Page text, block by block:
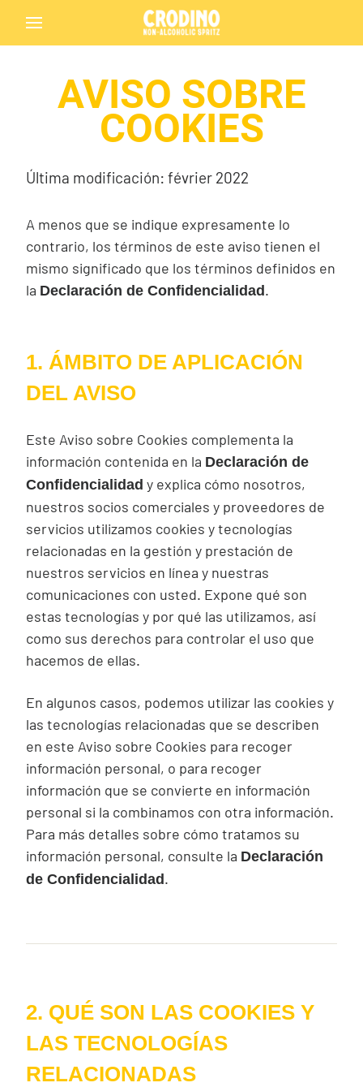
AVISO SOBRE
COOKIES
Última modificación: février 2022
A menos que se indique expresamente lo
contrario, los términos de este aviso tienen el
mismo significado que los términos definidos en
la Declaración de Confidencialidad .
1. ÁMBITO DE APLICACIÓN
DEL AVISO
Este Aviso sobre Cookies complementa la
información contenida en la Declaración de
Confidencialidad y explica cómo nosotros,
nuestros socios comerciales y proveedores de
servicios utilizamos cookies y tecnologías
relacionadas en la gestión y prestación de
nuestros servicios en línea y nuestras
comunicaciones con usted. Expone qué son
estas tecnologías y por qué las utilizamos, así
como sus derechos para controlar el uso que
hacemos de ellas.
En algunos casos, podemos utilizar las cookies y
las tecnologías relacionadas que se describen
en este Aviso sobre Cookies para recoger
información personal, o para recoger
información que se convierte en información
personal si la combinamos con otra información.
Para más detalles sobre cómo tratamos su
información personal, consulte la Declaración
de Confidencialidad .
2. QUÉ SON LAS COOKIES Y
LAS TECNOLOGÍAS
RELACIONADAS